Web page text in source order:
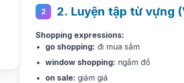
2 2. Luyện tập từ vựng
Shopping expressions:
go shopping: đi mua sắm
window shopping: ngắm đồ
on sale: giảm giá